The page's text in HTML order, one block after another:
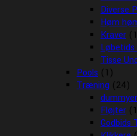
Diverse
Høm
Kraver
Løbetids
Tisse
Pools (1)
Træning (24)
dummyer
Fløjter
Godbids